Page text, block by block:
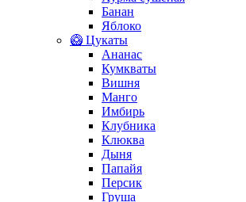
Банан
Яблоко
🥝 Цукаты
Ананас
Кумкваты
Вишня
Манго
Имбирь
Клубника
Клюква
Дыня
Папайя
Персик
Груша